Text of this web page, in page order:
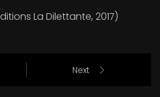
La Dilettante, 2017)
Next